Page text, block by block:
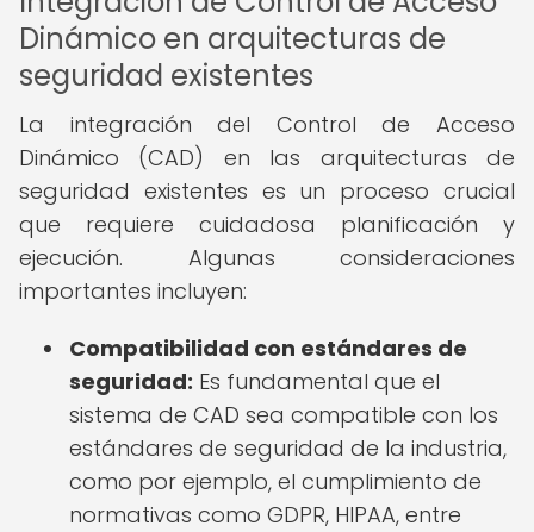
Dinámico en arquitecturas de
seguridad existentes
La integración del Control de Acceso
Dinámico (CAD) en las arquitecturas de
seguridad existentes es un proceso crucial
que requiere cuidadosa planificación y
ejecución. Algunas consideraciones
importantes incluyen:
Compatibilidad con estándares de
seguridad: Es fundamental que el
sistema de CAD sea compatible con los
estándares de seguridad de la industria,
como por ejemplo, el cumplimiento de
normativas como GDPR, HIPAA, entre